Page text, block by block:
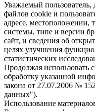
Уважаемый пользователь,
файлов cookie и
адресе, местоположении,
системы, типе и версии
сайт, и сведения об
целях улучшения
статистических
Продолжая использовать
обработку указанной
закона от 27.07.2006 №
данных").
Использование